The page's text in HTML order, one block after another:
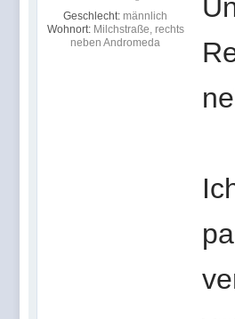
Geschlecht: männlich
Wohnort: Milchstraße, rechts
neben Andromeda